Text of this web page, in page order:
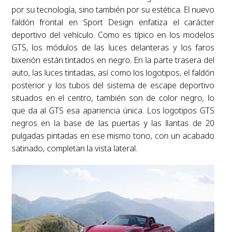
por su tecnología, sino también por su estética. El nuevo
faldón frontal en Sport Design enfatiza el carácter
deportivo del vehículo. Como es típico en los modelos
GTS, los módulos de las luces delanteras y los faros
bixenón están tintados en negro. En la parte trasera del
auto, las luces tintadas, así como los logotipos, el faldón
posterior y los tubos del sistema de escape deportivo
situados en el centro, también son de color negro, lo
que da al GTS esa apariencia única. Los logotipos GTS
negros en la base de las puertas y las llantas de 20
pulgadas pintadas en ese mismo tono, con un acabado
satinado, completan la vista lateral.